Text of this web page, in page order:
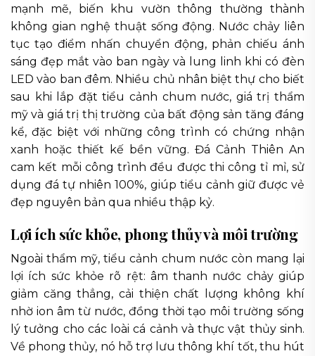
mạnh mẽ, biến khu vườn thông thường thành
không gian nghệ thuật sống động. Nước chảy liên
tục tạo điểm nhấn chuyển động, phản chiếu ánh
sáng đẹp mắt vào ban ngày và lung linh khi có đèn
LED vào ban đêm. Nhiều chủ nhân biệt thự cho biết
sau khi lắp đặt tiểu cảnh chum nước, giá trị thẩm
mỹ và giá trị thị trường của bất động sản tăng đáng
kể, đặc biệt với những công trình có chứng nhận
xanh hoặc thiết kế bền vững. Đá Cảnh Thiên An
cam kết mỗi công trình đều được thi công tỉ mỉ, sử
dụng đá tự nhiên 100%, giúp tiểu cảnh giữ được vẻ
đẹp nguyên bản qua nhiều thập kỷ.
Lợi ích sức khỏe, phong thủy và môi trường
Ngoài thẩm mỹ, tiểu cảnh chum nước còn mang lại
lợi ích sức khỏe rõ rệt: âm thanh nước chảy giúp
giảm căng thẳng, cải thiện chất lượng không khí
nhờ ion âm từ nước, đồng thời tạo môi trường sống
lý tưởng cho các loài cá cảnh và thực vật thủy sinh.
Về phong thủy, nó hỗ trợ lưu thông khí tốt, thu hút